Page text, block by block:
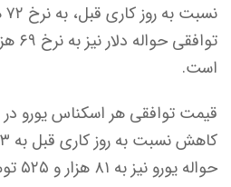
است.
قیمت توافقی هر اسکناس یورو در
حواله یورو نیز به ۸۱ هزار و ۵۲۵ تومان رسیده است.